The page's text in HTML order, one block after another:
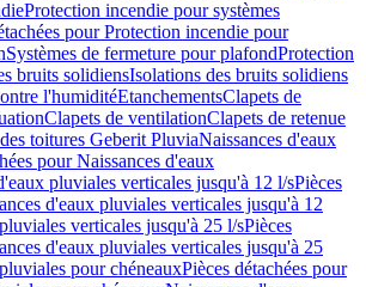
Protection incendie pour systèmes
pour Protection incendie pour
Systèmes de fermeture pour plafondProtection
bruits solidiensIsolations des bruits solidiens
l'humiditéEtanchementsClapets de
Clapets de ventilationClapets de retenue
toitures Geberit PluviaNaissances d'eaux
pour Naissances d'eaux
pluviales verticales jusqu'à 12 l/sPièces
d'eaux pluviales verticales jusqu'à 12
verticales jusqu'à 25 l/sPièces
d'eaux pluviales verticales jusqu'à 25
pour chéneauxPièces détachées pour